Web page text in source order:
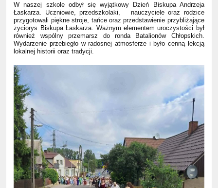
W naszej szkole odbył się wyjątkowy Dzień Biskupa Andrzeja
Łaskarza. Uczniowie, przedszkolaki, nauczyciele oraz rodzice
przygotowali piękne stroje, tańce oraz przedstawienie przybliżające
życiorys Biskupa Łaskarza. Ważnym elementem uroczystości był
również wspólny przemarsz do ronda Batalionów Chłopskich.
Wydarzenie przebiegło w radosnej atmosferze i było cenną lekcją
lokalnej historii oraz tradycji.